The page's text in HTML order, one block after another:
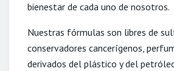
bienestar de cada uno de nosotros.
Nuestras fórmulas son libres de
conservadores cancerígenos,
derivados del plástico y del